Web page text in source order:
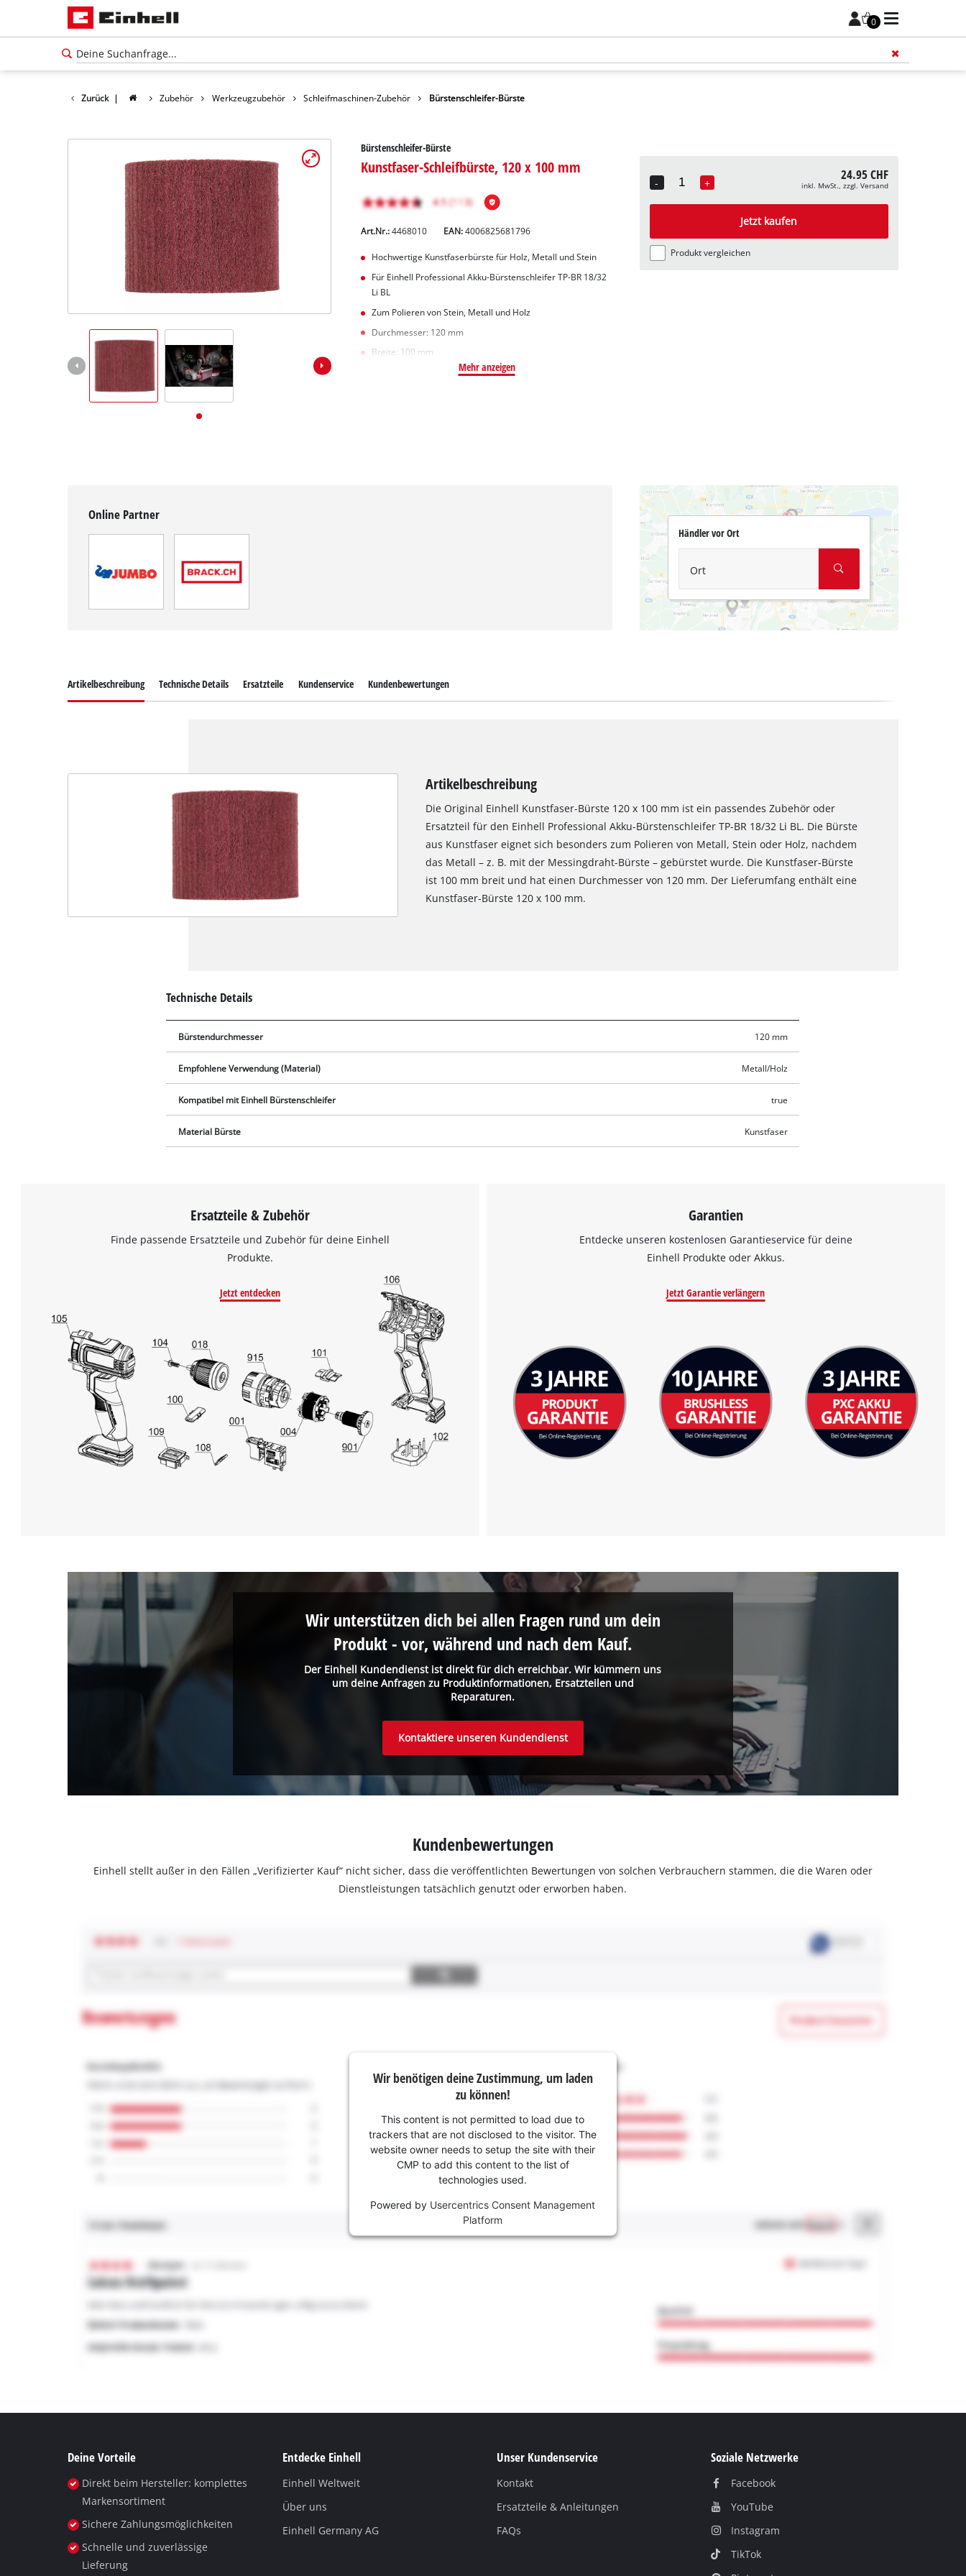
0
Zurück | Zubehör Werkzeugzubehör Schleifmaschinen-Zubehör Bürstenschleifer-Bürste
Bürstenschleifer-Bürste
Kunstfaser-Schleifbürste, 120 x 100 mm
Art.Nr.:4468010 EAN:4006825681796
Hochwertige Kunstfaserbürste für Holz, Metall und Stein
Für Einhell Professional Akku-Bürstenschleifer TP-BR 18/32
Li BL
Zum Polieren von Stein, Metall und Holz
Durchmesser: 120 mm
Breite: 100 mm
Mehr anzeigen
-
Quantity
+ 24.95 CHF
inkl. MwSt., zzgl. Versand
Jetzt kaufen
Produkt vergleichen
Online Partner
Händler vor Ort
Ort
Wir benötigen deine Zustimmung, um
Google Maps laden zu können!
Management Platform
Artikelbeschreibung Technische Details Ersatzteile Kundenservice Kundenbewertungen
Artikelbeschreibung
Die Original Einhell Kunstfaser-Bürste 120 x 100 mm ist ein passendes Zubehör oder
Ersatzteil für den Einhell Professional Akku-Bürstenschleifer TP-BR 18/32 Li BL. Die Bürste
aus Kunstfaser eignet sich besonders zum Polieren von Metall, Stein oder Holz, nachdem
das Metall – z. B. mit der Messingdraht-Bürste – gebürstet wurde. Die Kunstfaser-Bürste
ist 100 mm breit und hat einen Durchmesser von 120 mm. Der Lieferumfang enthält eine
Kunstfaser-Bürste 120 x 100 mm.
Technische Details
Bürstendurchmesser 120 mm
Empfohlene Verwendung (Material) Metall/Holz
Kompatibel mit Einhell Bürstenschleifer true
Material Bürste Kunstfaser
Ersatzteile & Zubehör
Finde passende Ersatzteile und Zubehör für deine Einhell
Produkte.
Jetzt entdecken
Garantien
Entdecke unseren kostenlosen Garantieservice für deine
Einhell Produkte oder Akkus.
Jetzt Garantie verlängern
Der Einhell Kundendienst ist direkt für dich erreichbar. Wir kümmern uns
um deine Anfragen zu Produktinformationen, Ersatzteilen und
Reparaturen.
Wir unterstützen dich bei allen Fragen rund um dein
Produkt - vor, während und nach dem Kauf.
Kontaktiere unseren Kundendienst
Kundenbewertungen
Einhell stellt außer in den Fällen „Verifizierter Kauf“ nicht sicher, dass die veröffentlichten Bewertungen von solchen Verbrauchern stammen, die die Waren oder
Dienstleistungen tatsächlich genutzt oder erworben haben.
Wir benötigen deine Zustimmung, um laden
zu können!
This content is not permitted to load due to
trackers that are not disclosed to the visitor. The
website owner needs to setup the site with their
CMP to add this content to the list of
technologies used.
Powered by Usercentrics Consent Management
Platform
Deine Vorteile
Direkt beim Hersteller: komplettes
Markensortiment
Sichere Zahlungsmöglichkeiten
Schnelle und zuverlässige
Lieferung
Entdecke Einhell
Einhell Weltweit
Über uns
Einhell Germany AG
Unser Kundenservice
Kontakt
Ersatzteile & Anleitungen
FAQs
Soziale Netzwerke
Facebook
YouTube
Instagram
TikTok